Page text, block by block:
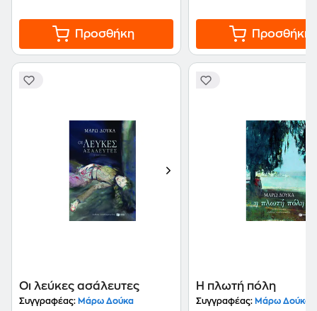
Προσθήκη Προσθήκη
Οι λεύκες ασάλευτες
Συγγραφέας: Μάρω Δούκα
Η πλωτή πόλη
Συγγραφέας: Μάρω Δούκα